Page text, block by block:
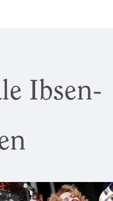
Ibsen-